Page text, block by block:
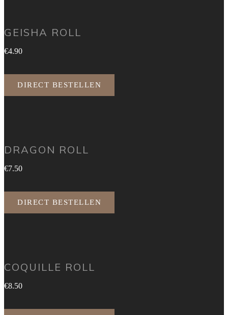
GEISHA ROLL
€4.90
DIRECT BESTELLEN
DRAGON ROLL
€7.50
DIRECT BESTELLEN
COQUILLE ROLL
€8.50